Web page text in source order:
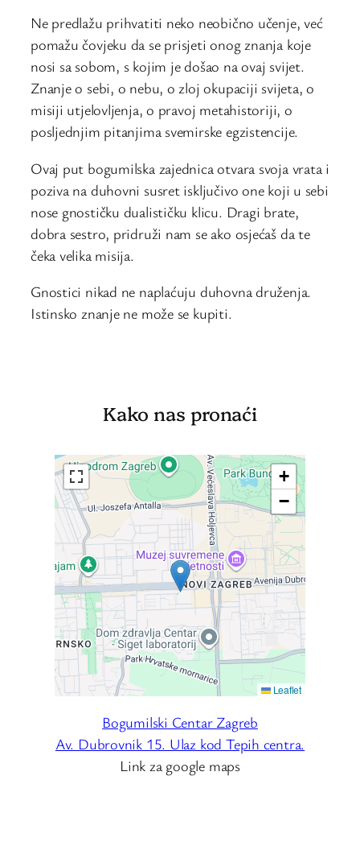
Ne predlažu prihvatiti neko neobično učenje, već
pomažu čovjeku da se prisjeti onog znanja koje
nosi sa sobom, s kojim je došao na ovaj svijet.
Znanje o sebi, o nebu, o zloj okupaciji svijeta, o
misiji utjelovljenja, o pravoj metahistoriji, o
posljednjim pitanjima svemirske egzistencije.
Ovaj put bogumilska zajednica otvara svoja vrata i
poziva na duhovni susret isključivo one koji u sebi
nose gnostičku dualističku klicu. Dragi brate,
dobra sestro, pridruži nam se ako osjećaš da te
čeka velika misija.
Gnostici nikad ne naplaćuju duhovna druženja.
Istinsko znanje ne može se kupiti.
Kako nas pronaći
+
−
Leaflet
Bogumilski Centar Zagreb
Av. Dubrovnik 15. Ulaz kod Tepih centra.
Link za google maps